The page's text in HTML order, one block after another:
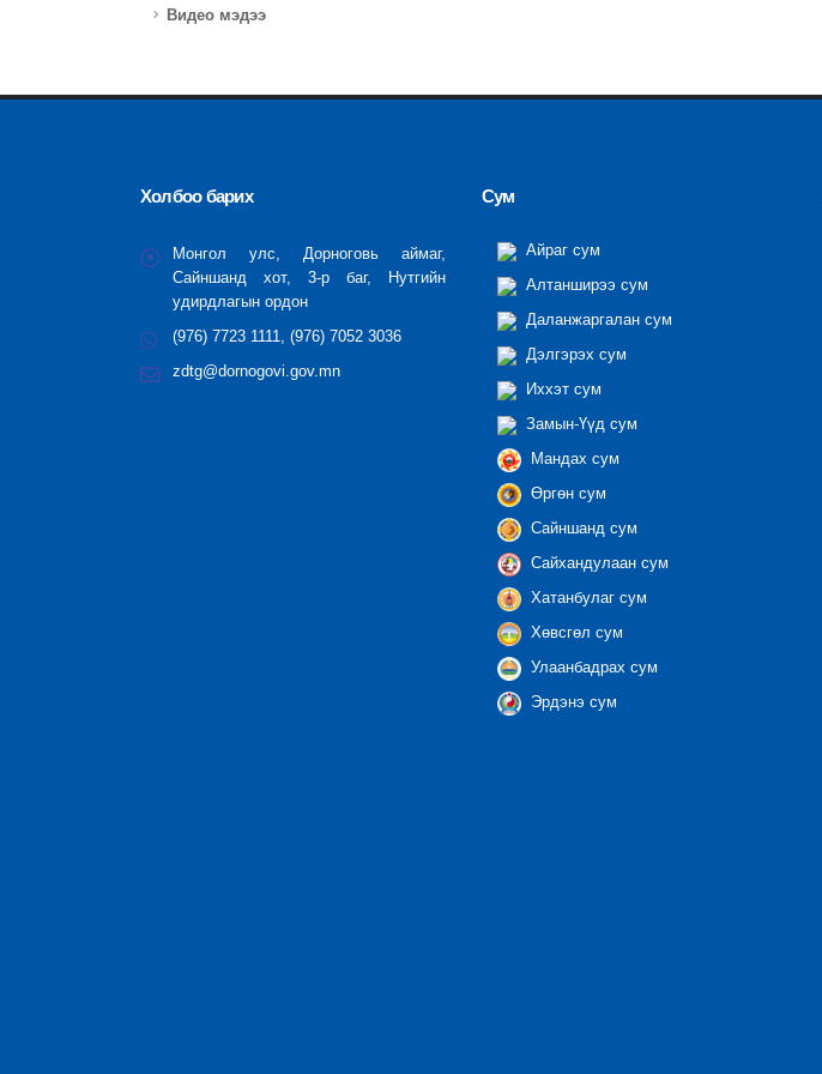
Видео мэдээ
Холбоо барих
Монгол улс, Дорноговь аймаг,
Сайншанд хот, 3-р баг, Нутгийн
удирдлагын ордон
(976) 7723 1111, (976) 7052 3036
zdtg@dornogovi.gov.mn
Сум
Айраг сум
Алтанширээ сум
Даланжаргалан сум
Дэлгэрэх сум
Иххэт сум
Замын-Үүд сум
Мандах сум
Өргөн сум
Сайншанд сум
Сайхандулаан сум
Хатанбулаг сум
Хөвсгөл сум
Улаанбадрах сум
Эрдэнэ сум